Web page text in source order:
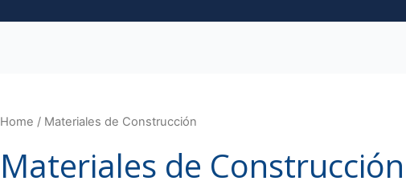
Home / Materiales de Construcción
Materiales de Construcción